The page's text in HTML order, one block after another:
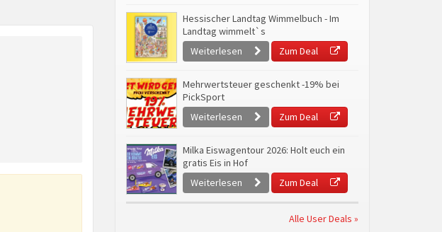
Hessischer Landtag Wimmelbuch - Im
Landtag wimmelt`s
Weiterlesen
Zum Deal
Mehrwertsteuer geschenkt -19% bei
PickSport
Weiterlesen
Zum Deal
Milka Eiswagentour 2026: Holt euch ein
gratis Eis in Hof
Weiterlesen
Zum Deal
Alle User Deals »